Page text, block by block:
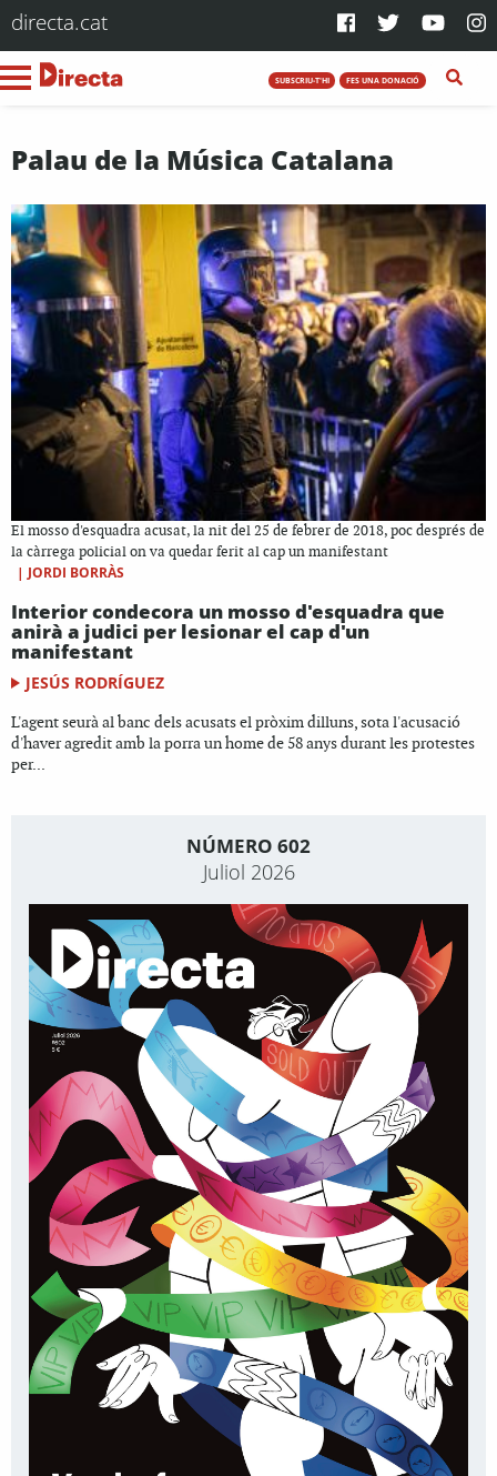
directa.cat
SUBSCRIU-T'HI FES UNA DONACIÓ
Palau de la Música Catalana
El mosso d'esquadra acusat, la nit del 25 de febrer de 2018, poc després de
la càrrega policial on va quedar ferit al cap un manifestant
| JORDI BORRÀS
Interior condecora un mosso d'esquadra que
anirà a judici per lesionar el cap d'un
manifestant
JESÚS RODRÍGUEZ
L'agent seurà al banc dels acusats el pròxim dilluns, sota l'acusació
d'haver agredit amb la porra un home de 58 anys durant les protestes
per...
NÚMERO 602
Juliol 2026